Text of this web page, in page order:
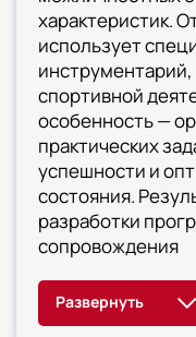
характеристик.
использует
спортивной
особенность —
практических
успешности и
состояния.
разработки
сопровождения